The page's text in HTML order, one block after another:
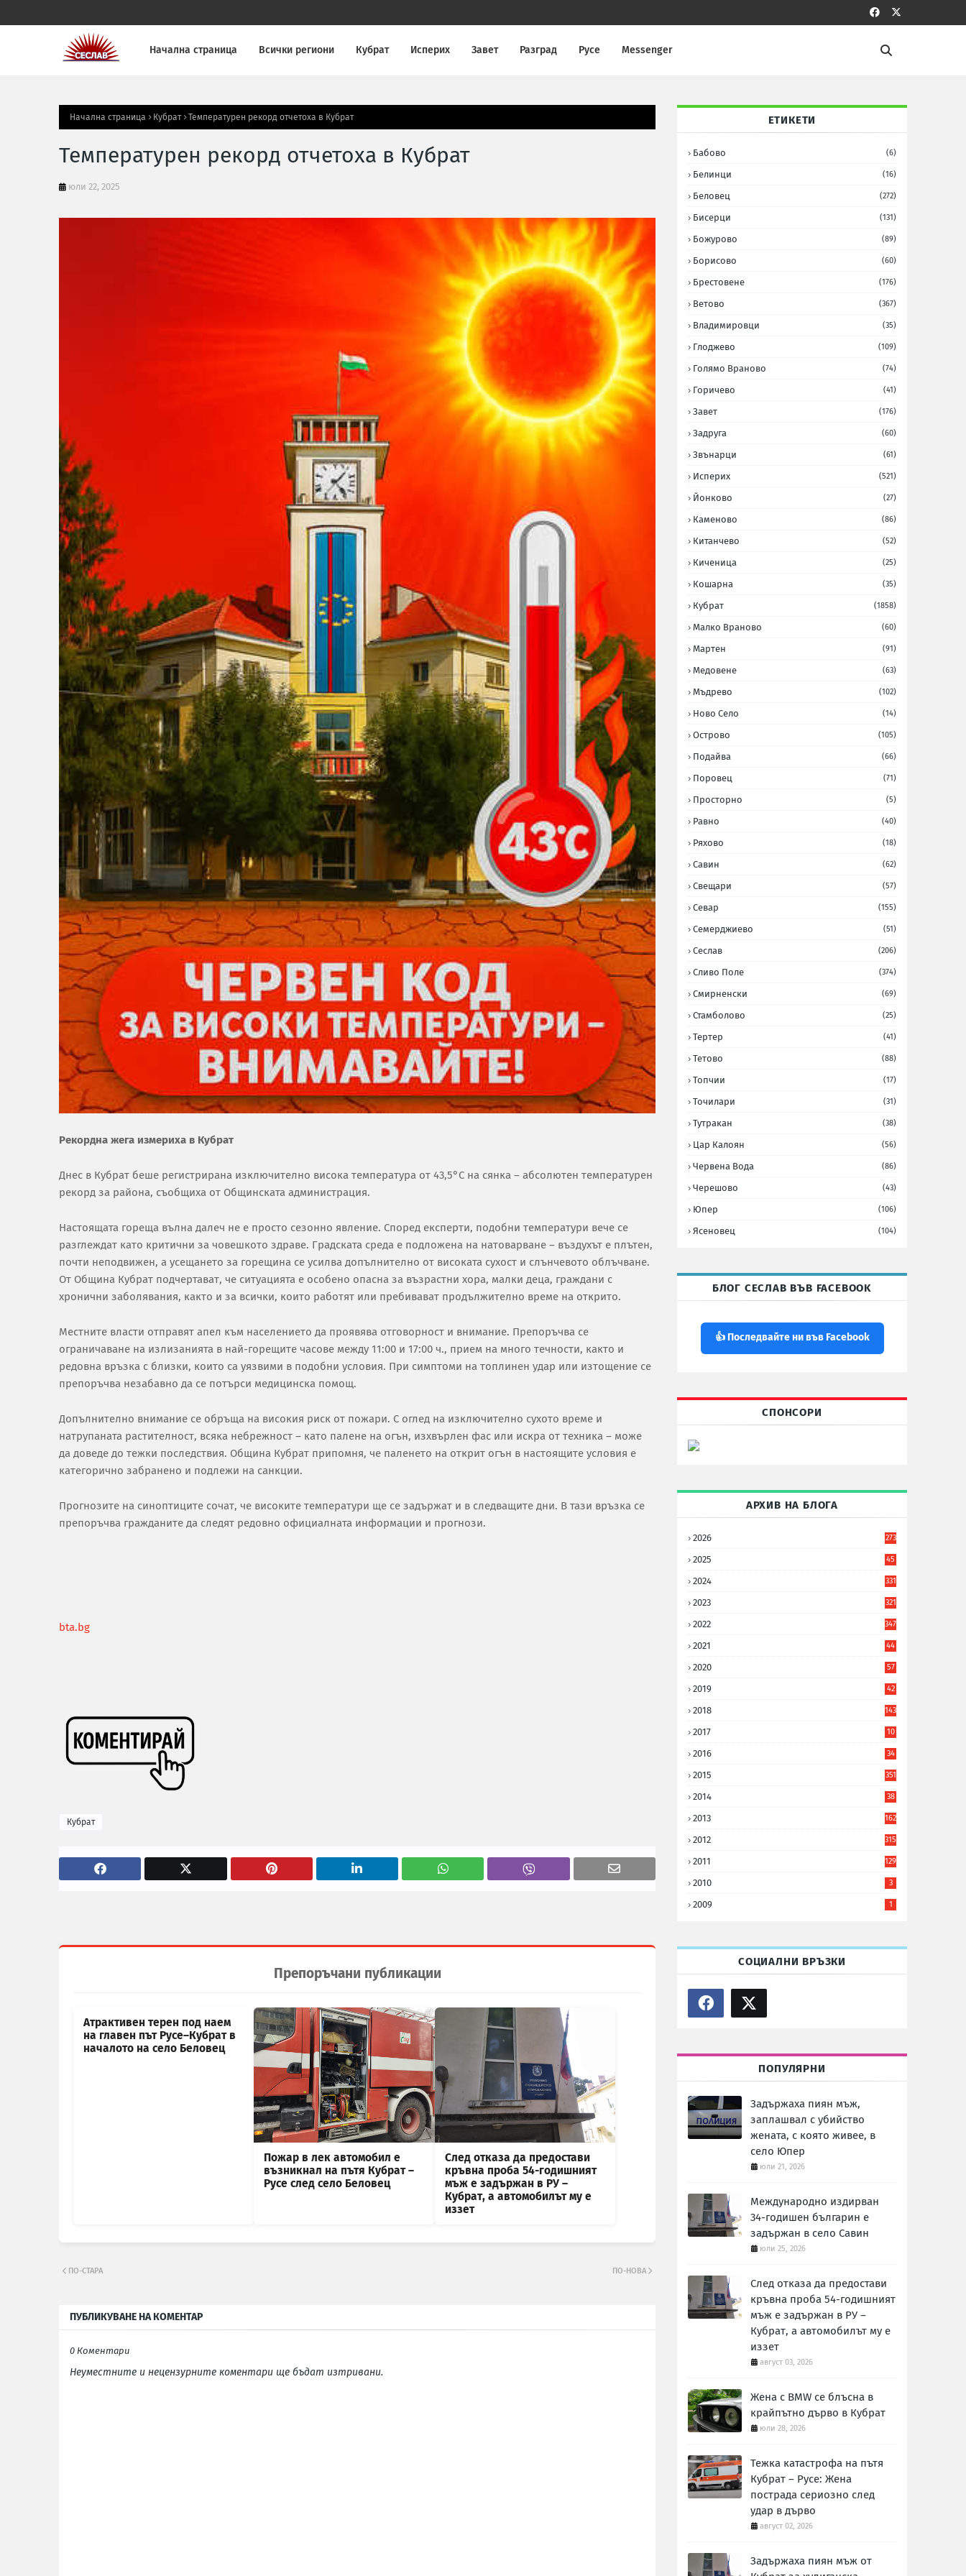
Начална страница Всички региони Кубрат Исперих Завет Разград Русе Messenger
Начална страница Кубрат Температурен рекорд отчетоха в Кубрат
Температурен рекорд отчетоха в Кубрат
юли 22, 2025
Рекордна жега измериха в Кубрат
Днес в Кубрат беше регистрирана изключително висока температура от 43,5°C на сянка – абсолютен температурен
рекорд за района, съобщиха от Общинската администрация.
Настоящата гореща вълна далеч не е просто сезонно явление. Според експерти, подобни температури вече се
разглеждат като критични за човешкото здраве. Градската среда е подложена на натоварване – въздухът е плътен,
почти неподвижен, а усещането за горещина се усилва допълнително от високата сухост и слънчевото облъчване.
От Община Кубрат подчертават, че ситуацията е особено опасна за възрастни хора, малки деца, граждани с
хронични заболявания, както и за всички, които работят или пребивават продължително време на открито.
Местните власти отправят апел към населението да проявява отговорност и внимание. Препоръчва се
ограничаване на излизанията в най-горещите часове между 11:00 и 17:00 ч., прием на много течности, както и
редовна връзка с близки, които са уязвими в подобни условия. При симптоми на топлинен удар или изтощение се
препоръчва незабавно да се потърси медицинска помощ.
Допълнително внимание се обръща на високия риск от пожари. С оглед на изключително сухото време и
натрупаната растителност, всяка небрежност – като палене на огън, изхвърлен фас или искра от техника – може
да доведе до тежки последствия. Община Кубрат припомня, че паленето на открит огън в настоящите условия е
категорично забранено и подлежи на санкции.
Прогнозите на синоптиците сочат, че високите температури ще се задържат и в следващите дни. В тази връзка се
препоръчва гражданите да следят редовно официалната информации и прогнози.
bta.bg
Кубрат
Препоръчани публикации
Атрактивен терен под наем
на главен път Русе–Кубрат в
началото на село Беловец
Пожар в лек автомобил е
възникнал на пътя Кубрат –
Русе след село Беловец
След отказа да предостави
кръвна проба 54-годишният
мъж е задържан в РУ –
Кубрат, а автомобилът му е
иззет
ПО-НОВА
ПО-СТАРА
ПУБЛИКУВАНЕ НА КОМЕНТАР
0 Коментари
Неуместните и нецензурните коментари ще бъдат изтривани.
ЕТИКЕТИ
Бабово (6)
Белинци (16)
Беловец (272)
Бисерци (131)
Божурово (89)
Борисово (60)
Брестовене (176)
Ветово (367)
Владимировци (35)
Глоджево (109)
Голямо Враново (74)
Горичево (41)
Завет (176)
Задруга (60)
Звънарци (61)
Исперих (521)
Йонково (27)
Каменово (86)
Китанчево (52)
Киченица (25)
Кошарна (35)
Кубрат (1858)
Малко Враново (60)
Мартен (91)
Медовене (63)
Мъдрево (102)
Ново Село (14)
Острово (105)
Подайва (66)
Поровец (71)
Просторно (5)
Равно (40)
Ряхово (18)
Савин (62)
Свещари (57)
Севар (155)
Семерджиево (51)
Сеслав (206)
Сливо Поле (374)
Смирненски (69)
Стамболово (25)
Тертер (41)
Тетово (88)
Топчии (17)
Точилари (31)
Тутракан (38)
Цар Калоян (56)
Червена Вода (86)
Черешово (43)
Юпер (106)
Ясеновец (104)
БЛОГ СЕСЛАВ ВЪВ FACEBOOK
👍 Последвайте ни във Facebook
СПОНСОРИ
АРХИВ НА БЛОГА
2026 273
2025
45
2024 331
2023 321
2022 347
2021
44
2020
57
2019
42
2018 143
2017
10
2016
34
2015 351
2014
38
2013 162
2012 315
2011 129
2010 3
2009 1
СОЦИАЛНИ ВРЪЗКИ
ПОПУЛЯРНИ
Задържаха пиян мъж,
заплашвал с убийство
жената, с която живее, в
село Юпер
юли 21, 2026
Международно издирван
34-годишен българин е
задържан в село Савин
юли 25, 2026
След отказа да предостави
кръвна проба 54-годишният
мъж е задържан в РУ –
Кубрат, а автомобилът му е
иззет
август 03, 2026
Жена с BMW се блъсна в
крайпътно дърво в Кубрат
юли 28, 2026
Тежка катастрофа на пътя
Кубрат – Русе: Жена
пострада сериозно след
удар в дърво
август 02, 2026
Задържаха пиян мъж от